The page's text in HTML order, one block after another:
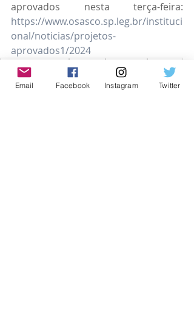
https://www.osasco.sp.leg.br/instituci
onal/noticias/projetos-
aprovados1/2024
Politica
Política
Email Facebook Instagram Twitter